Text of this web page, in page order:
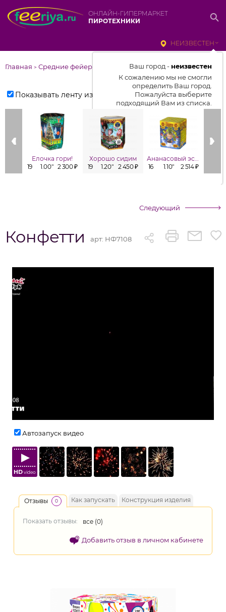
ОНЛАЙН-ГИПЕРМАРКЕТ
ПИРОТЕХНИКИ
НЕИЗВЕСТЕН
Ваш город - неизвестен
К сожалению мы не смогли
определить Ваш город.
Пожалуйста выберите
подходящий Вам из списка.
Выбрать город
От выбранного города зависит
цены, наличие и условия
доставки
Главная > Средние фейерверки
Показывать ленту изделий
Елочка гори!
19
1.00" 2 300 ₽
Хорошо сидим
19
1.20" 2 450 ₽
Ананасовый эспрессо
16
1.10" 2 514 ₽
Следующий
Конфетти арт: НФ7108
Автозапуск видео
HDvideo
Отзывы 0 Как запускать Конструкция изделия
Показать отзывы: все (0)
Добавить отзыв в личном кабинете